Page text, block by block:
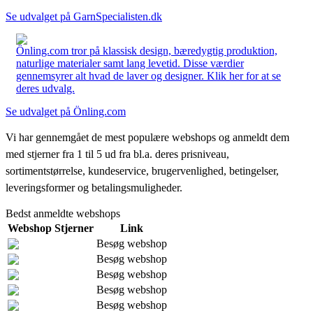
Se udvalget på GarnSpecialisten.dk
Önling.com tror på klassisk design, bæredygtig produktion,
naturlige materialer samt lang levetid. Disse værdier
gennemsyrer alt hvad de laver og designer. Klik her for at se
deres udvalg.
Se udvalget på Önling.com
Vi har gennemgået de mest populære webshops og anmeldt dem
med stjerner fra 1 til 5 ud fra bl.a. deres prisniveau,
sortimentstørrelse, kundeservice, brugervenlighed, betingelser,
leveringsformer og betalingsmuligheder.
Bedst anmeldte webshops
Webshop Stjerner
Link
Besøg webshop
Besøg webshop
Besøg webshop
Besøg webshop
Besøg webshop